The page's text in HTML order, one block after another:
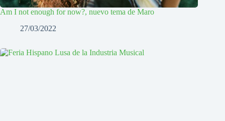
Am I not enough for now?, nuevo tema de Maro
27/03/2022